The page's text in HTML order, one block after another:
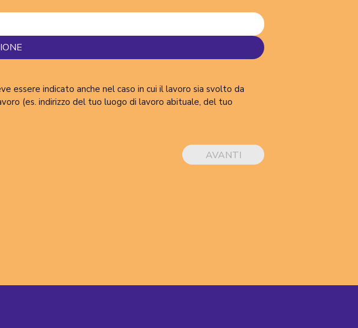
essere indicato anche nel caso in cui il lavoro sia svolto da
(es. indirizzo del tuo luogo di lavoro abituale, del tuo
AVANTI